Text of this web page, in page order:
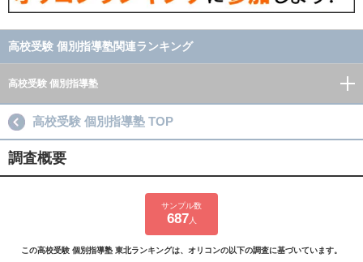
高校受験 個別指導塾関連ランキング
高校受験 個別指導塾
高校受験 個別指導塾 TOP
調査概要
サンプル数
687 人
この高校受験 個別指導塾 東北ランキングは、オリコンの以下の調査に基づいています。